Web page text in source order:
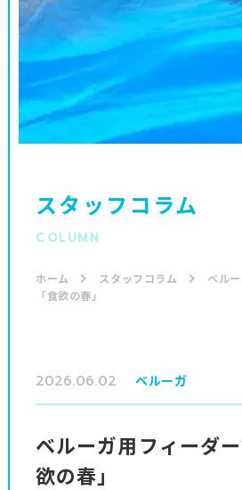
スタッフコラム
COLUMN
ホーム スタッフコラム
ベル
「食欲の春」
2026.06.02 ベルーガ
ベルーガ用フィーダ
欲の春」